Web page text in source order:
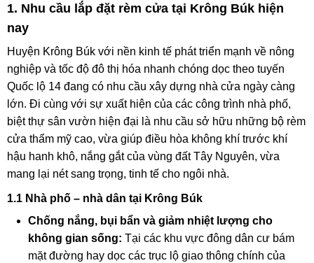
1. Nhu cầu lắp đặt rèm cửa tại Krông Búk hiện
nay
Huyện Krông Búk với nền kinh tế phát triển mạnh về nông
nghiệp và tốc độ đô thị hóa nhanh chóng dọc theo tuyến
Quốc lộ 14 đang có nhu cầu xây dựng nhà cửa ngày càng
lớn. Đi cùng với sự xuất hiện của các công trình nhà phố,
biệt thự sân vườn hiện đại là nhu cầu sở hữu những bộ rèm
cửa thẩm mỹ cao, vừa giúp điều hòa không khí trước khí
hậu hanh khô, nắng gắt của vùng đất Tây Nguyên, vừa
mang lại nét sang trọng, tinh tế cho ngôi nhà.
1.1 Nhà phố – nhà dân tại Krông Búk
Chống nắng, bụi bẩn và giảm nhiệt lượng cho
không gian sống: Tại các khu vực đông dân cư bám
mặt đường hay dọc các trục lộ giao thông chính của